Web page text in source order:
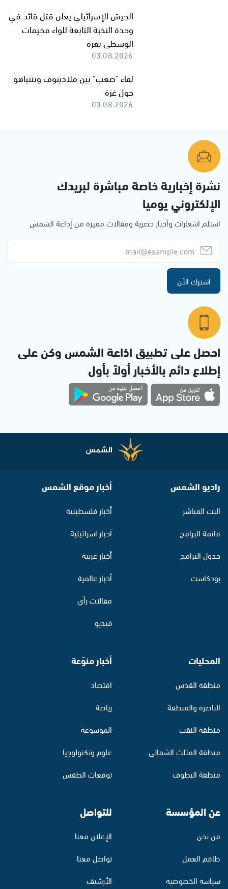
الجيش الإسرائيلي يعلن قتل قائد في
وحدة النخبة التابعة للواء مخيمات
الوسطى بغزة
03.08.2026
لقاء "صعب" بين ملادينوف ونتنياهو
حول غزة
03.08.2026
نشرة إخبارية خاصة مباشرة لبريدك
الإلكتروني يوميا
استلم اشعارات وأخبار حصرية ومقالات مميزة من إذاعة الشمس
اشترك الآن
احصل على تطبيق اذاعة الشمس وكن على
إطلاع دائم بالأخبار أولاً بأول
راديو الشمس
البث المباشر
قائمة البرامج
جدول البرامج
بودكاست
أخبار موقع الشمس
أخبار فلسطينية
أخبار اسرائيلية
أخبار عربية
أخبار عالمية
مقالات رأي
فيديو
المحليات
منطقة القدس
الناصرة والمنطقة
منطقة النقب
منطقة المثلث الشمالي
منطقة البطوف
أخبار منوّعة
اقتصاد
رياضة
الموسوعة
علوم وتكنولوجيا
توقعات الطقس
عن المؤسسة
من نحن
طاقم العمل
سياسة الخصوصية
للتواصل
الإعلان معنا
تواصل معنا
الأرشيف